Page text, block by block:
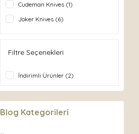
Cudeman Knives (1)
Joker Knives (6)
Filtre Seçenekleri
İndirimli Ürünler (2)
Blog Kategorileri